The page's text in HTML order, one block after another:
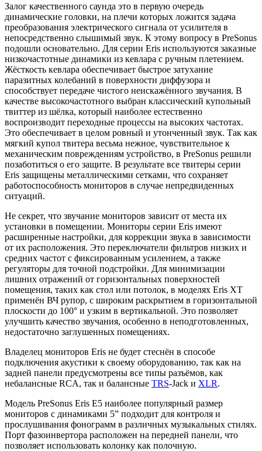
Залог качественного саунда это в первую очередь
динамические головки, на плечи которых ложится задача
преобразования электрического сигнала от усилителя в
непосредственно слышимый звук. К этому вопросу в PreSonus
подошли основательно. Для серии Eris используются заказные
низкочастотные динамики из кевлара с ручным плетением.
Жёсткость кевлара обеспечивает быстрое затухание
паразитных колебаний в поверхности диффузора и
способствует передаче чистого неискажённого звучания. В
качестве высокочастотного выбран классический купольный
твиттер из шёлка, который наиболее естественно
воспроизводит переходные процессы на высоких частотах.
Это обеспечивает в целом ровный и утонченный звук. Так как
мягкий купол твитера весьма нежное, чувствительное к
механическим повреждениям устройство, в PreSonus решили
позаботиться о его защите. В результате все твитеры серии
Eris защищены металлическими сетками, что сохраняет
работоспособность мониторов в случае непредвиденных
ситуаций.
Не секрет, что звучание мониторов зависит от места их
установки в помещении. Мониторы серии Eris имеют
расширенные настройки, для коррекции звука в зависимости
от их расположения. Это переключатели фильтров низких и
средних частот с фиксированным усилением, а также
регуляторы для точной подстройки. Для минимизации
лишних отражений от горизонтальных поверхностей
помещения, таких как стол или потолок, в моделях Eris XT
применён ВЧ рупор, с широким раскрытием в горизонтальной
плоскости до 100° и узким в вертикальной. Это позволяет
улучшить качество звучания, особенно в неподготовленных,
недостаточно заглушенных помещениях.
Владелец мониторов Eris не будет стеснён в способе
подключения акустики к своему оборудованию, так как на
задней панели предусмотрены все типы разъёмов, как
небалансные RCA, так и балансные TRS-Jack и XLR.
Модель PreSonus Eris E5 наиболее популярный размер
мониторов с динамиками 5” подходит для контроля и
прослушивания фонограмм в различных музыкальных стилях.
Порт фазоинвертора расположен на передней панели, что
позволяет использовать колонку как полочную.